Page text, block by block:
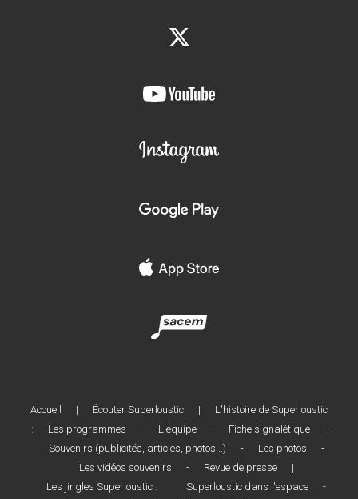
Accueil | Écouter Superloustic |
L'histoire de Superloustic
:
Les programmes - L'équipe - Fiche signalétique
-
Souvenirs (publicités, articles, photos...)
- Les photos
-
Les vidéos souvenirs
- Revue de presse
|
Les jingles Superloustic :
Superloustic dans l'espace
-